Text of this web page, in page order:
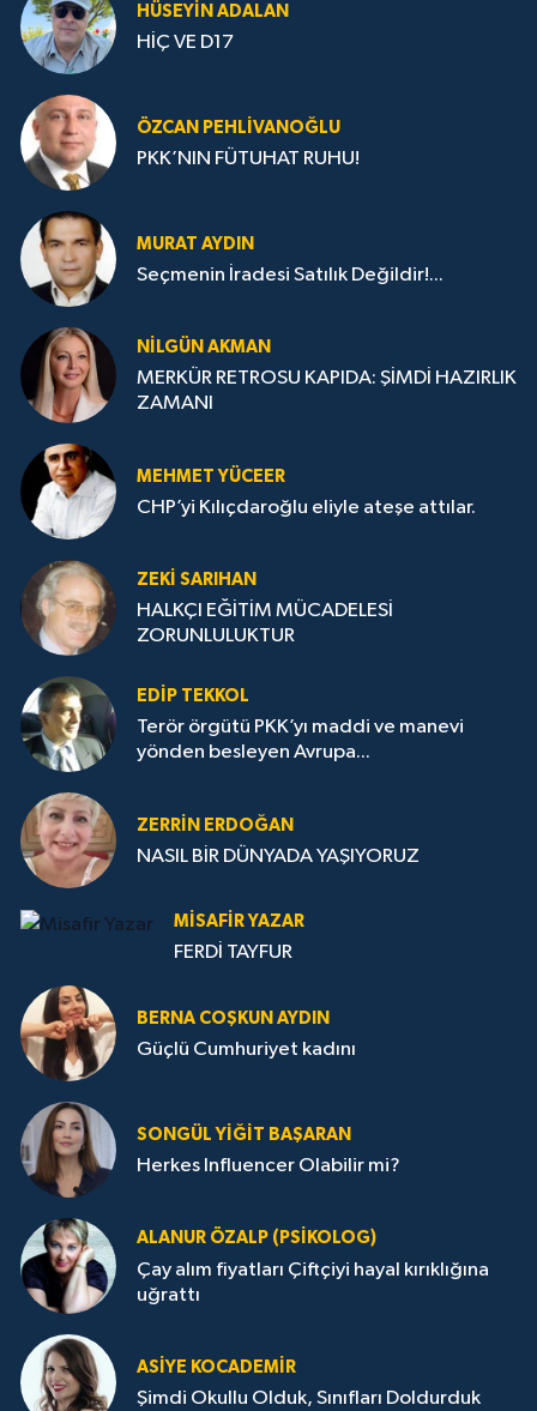
HÜSEYIN ADALAN
HİÇ VE D17
ÖZCAN PEHLIVANOĞLU
PKK’NIN FÜTUHAT RUHU!
MURAT AYDIN
Seçmenin İradesi Satılık Değildir!...
NILGÜN AKMAN
MERKÜR RETROSU KAPIDA: ŞİMDİ HAZIRLIK
ZAMANI
MEHMET YÜCEER
CHP’yi Kılıçdaroğlu eliyle ateşe attılar.
ZEKI SARIHAN
HALKÇI EĞİTİM MÜCADELESİ
ZORUNLULUKTUR
EDIP TEKKOL
Terör örgütü PKK’yı maddi ve manevi
yönden besleyen Avrupa...
ZERRIN ERDOĞAN
NASIL BİR DÜNYADA YAŞIYORUZ
MISAFIR YAZAR
FERDİ TAYFUR
BERNA COŞKUN AYDIN
Güçlü Cumhuriyet kadını
SONGÜL YIĞIT BAŞARAN
Herkes Influencer Olabilir mi?
ALANUR ÖZALP (PSIKOLOG)
Çay alım fiyatları Çiftçiyi hayal kırıklığına
uğrattı
ASIYE KOCADEMİR
Şimdi Okullu Olduk, Sınıfları Doldurduk